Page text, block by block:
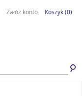
Załóż konto Koszyk(0)